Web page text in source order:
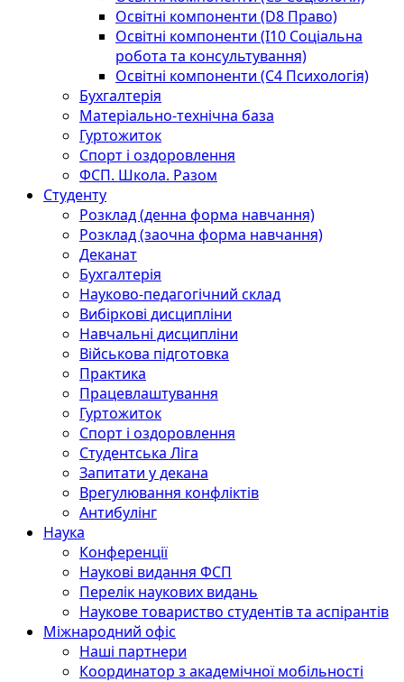
Освітні компоненти (D8 Право)
Освітні компоненти (I10 Соціальна
робота та консультування)
Освітні компоненти (С4 Психологія)
Бухгалтерія
Матеріально-технічна база
Гуртожиток
Спорт і оздоровлення
ФСП. Школа. Разом
Студенту
Розклад (денна форма навчання)
Розклад (заочна форма навчання)
Деканат
Бухгалтерія
Науково-педагогічний склад
Вибіркові дисципліни
Навчальні дисципліни
Військова підготовка
Практика
Працевлаштування
Гуртожиток
Спорт і оздоровлення
Студентська Ліга
Запитати у декана
Врегулювання конфліктів
Антибулінг
Наука
Конференції
Наукові видання ФСП
Перелік наукових видань
Наукове товариство студентів та аспірантів
Міжнародний офіс
Наші партнери
Координатор з академічної мобільності